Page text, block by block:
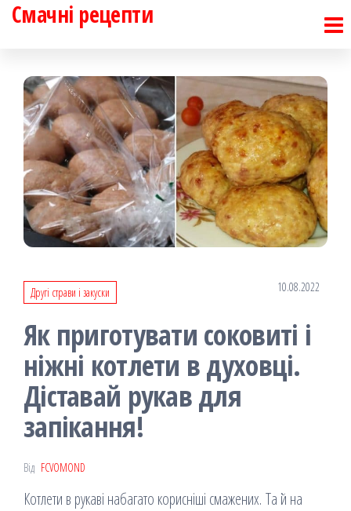
Перейти
Смачні рецепти
Другі страви і закуски 10.08.2022
Як приготувати соковиті і
ніжні котлети в духовці.
Діставай рукав для
запікання!
Від FCVOMOND
Котлети в рукаві набагато корисніші смажених. Та й на